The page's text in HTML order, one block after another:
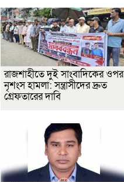
রাজশাহীতে দুই সাংবাদিকের ওপর
নৃশংস হামলা: সন্ত্রাসীদের দ্রুত
গ্রেফতারের দাবি